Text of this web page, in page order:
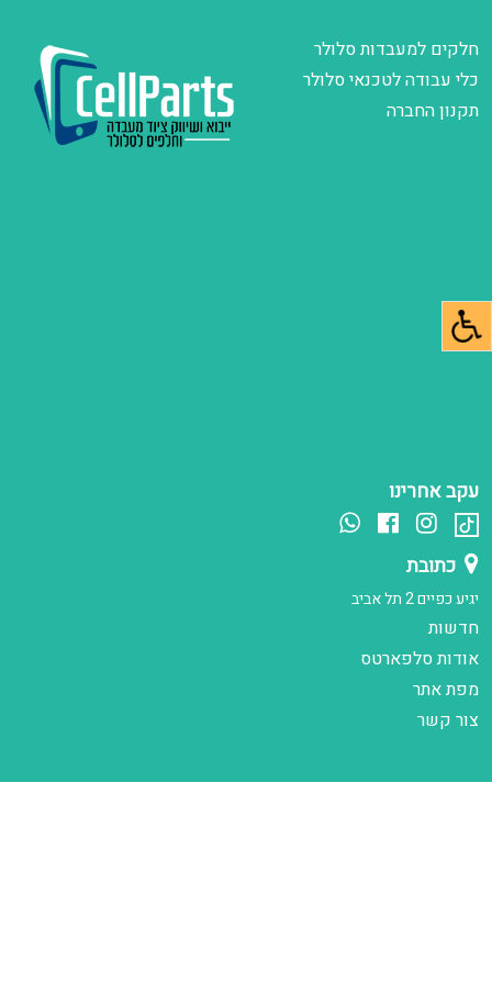
עקב אחרינו
כתובת
יגיע כפיים 2 תל אביב
חדשות
אודות סלפארטס
מפת אתר
צור קשר
חלקים למעבדות סלולר
כלי עבודה לטכנאי סלולר
תקנון החברה